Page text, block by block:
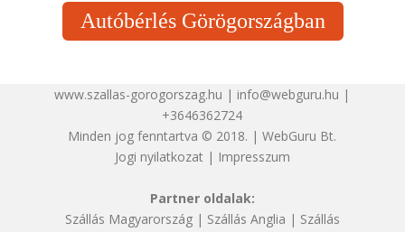
Autóbérlés Görögországban
www.szallas-gorogorszag.hu | info@webguru.hu |
+3646362724
Minden jog fenntartva © 2018. | WebGuru Bt.
Jogi nyilatkozat| Impresszum
Partner oldalak:
Szállás Magyarország| Szállás Anglia | Szállás